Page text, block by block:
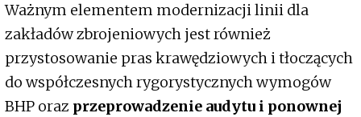
Ważnym elementem modernizacji linii dla
zakładów zbrojeniowych jest również
przystosowanie pras krawędziowych i tłoczących
do współczesnych rygorystycznych wymogów
BHP oraz przeprowadzenie audytu i ponownej